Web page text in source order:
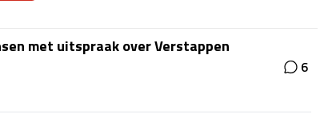
met uitspraak over Verstappen
6